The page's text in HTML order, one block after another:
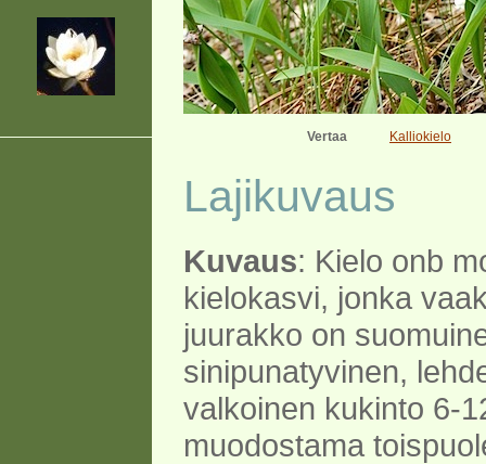
Vertaa Kalliokielo
Lajikuvaus
Kuvaus: Kielo onb
kielokasvi, jonka
juurakko on
sinipunatyvinen,
valkoinen kukinto 6-
muodostama